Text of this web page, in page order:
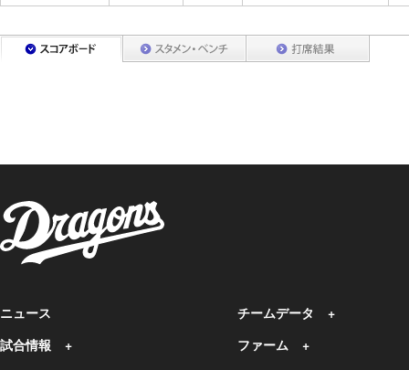
ニュース
試合情報
チームデータ
ファーム